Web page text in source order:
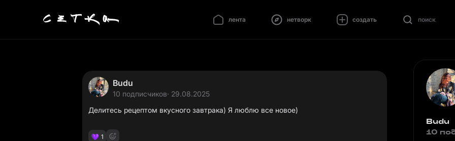
лента нетворк создать поиск
Budu
10 подписчиков· 29.08.2025
Делитесь рецептом вкусного завтрака) Я люблю все новое)
1
Budu
10